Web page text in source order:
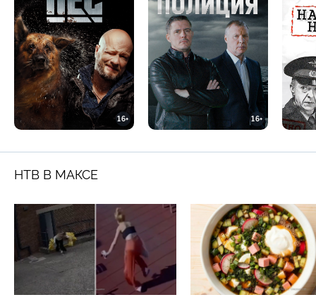
16+ 16+
НТВ В МАКСЕ